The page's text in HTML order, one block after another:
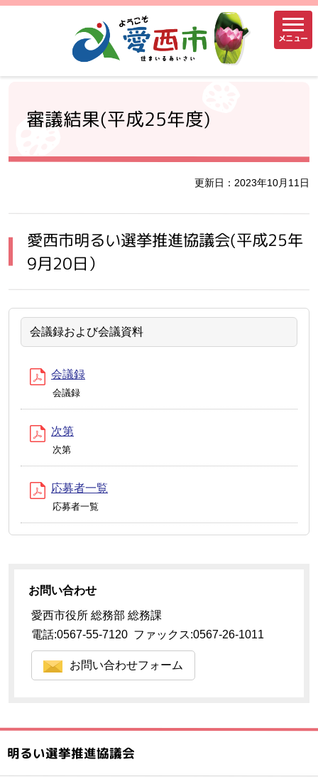
メニュー
審議結果(平成25年度)
更新日：2023年10月11日
愛西市明るい選挙推進協議会(平成25年
9月20日）
会議録および会議資料
会議録
会議録
次第
次第
応募者一覧
応募者一覧
お問い合わせ
愛西市役所 総務部 総務課
電話:0567-55-7120 ファックス:0567-26-1011
お問い合わせフォーム
明るい選挙推進協議会